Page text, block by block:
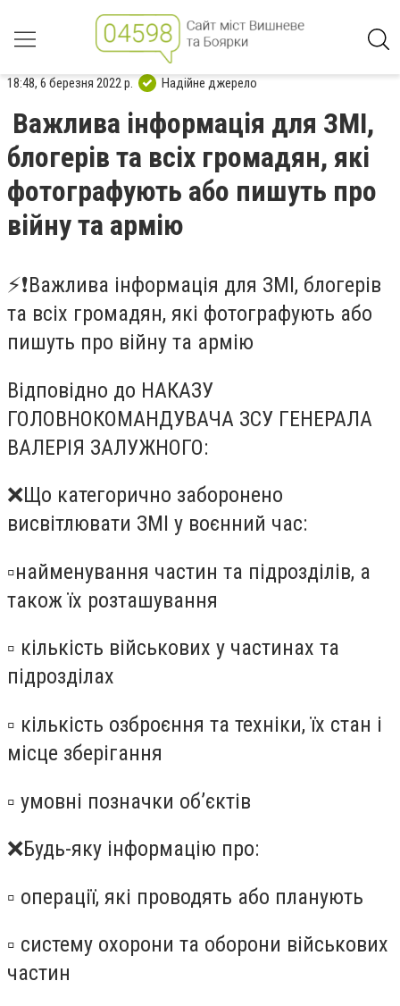
18:48, 6 березня 2022 р. Надійне джерело
Важлива інформація для ЗМІ,
блогерів та всіх громадян, які
фотографують або пишуть про
війну та армію
⚡️❗️Важлива інформація для ЗМІ, блогерів
та всіх громадян, які фотографують або
пишуть про війну та армію
Відповідно до НАКАЗУ
ГОЛОВНОКОМАНДУВАЧА ЗСУ ГЕНЕРАЛА
ВАЛЕРІЯ ЗАЛУЖНОГО:
❌Що категорично заборонено
висвітлювати ЗМІ у воєнний час:
▫️найменування частин та підрозділів, а
також їх розташування
▫️ кількість військових у частинах та
підрозділах
▫️ кількість озброєння та техніки, їх стан і
місце зберігання
▫️ умовні позначки обʼєктів
❌Будь-яку інформацію про:
▫️ операції, які проводять або планують
▫️ систему охорони та оборони військових
частин